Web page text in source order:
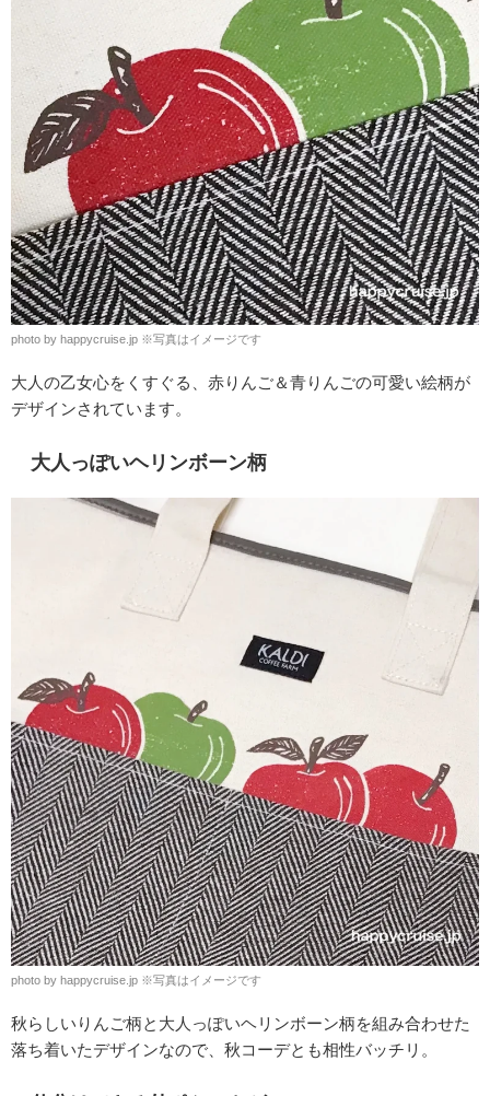
photo by happycruise.jp ※写真はイメージです
大人の乙女心をくすぐる、赤りんご＆青りんごの可愛い絵柄が
デザインされています。
大人っぽいヘリンボーン柄
photo by happycruise.jp ※写真はイメージです
秋らしいりんご柄と大人っぽいヘリンボーン柄を組み合わせた
落ち着いたデザインなので、秋コーデとも相性バッチリ。